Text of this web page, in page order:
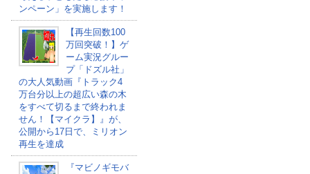
ンペーン」を実施します！
【再生回数100
万回突破！】ゲ
ーム実況グルー
プ「ドズル社」
の大人気動画『トラック4
万台分以上の超広い森の木
をすべて切るまで終われま
せん！【マイクラ】』が、
公開から17日で、ミリオン
再生を達成
『マビノギモバ